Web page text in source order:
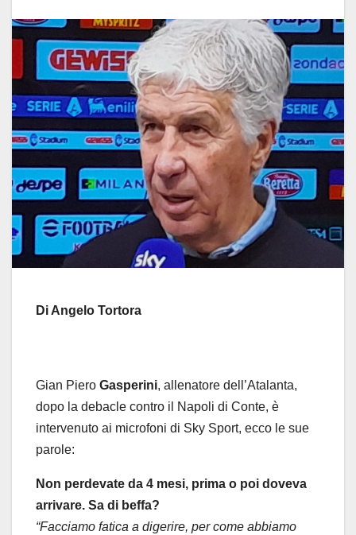
Di Angelo Tortora
Gian Piero Gasperini, allenatore dell’Atalanta,
dopo la debacle contro il Napoli di Conte, è
intervenuto ai microfoni di Sky Sport, ecco le sue
parole:
Non perdevate da 4 mesi, prima o poi doveva
arrivare. Sa di beffa?
“Facciamo fatica a digerire, per come abbiamo